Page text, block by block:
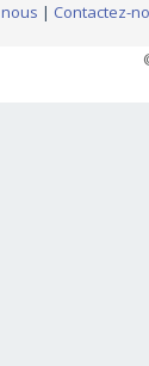
| Contactez-